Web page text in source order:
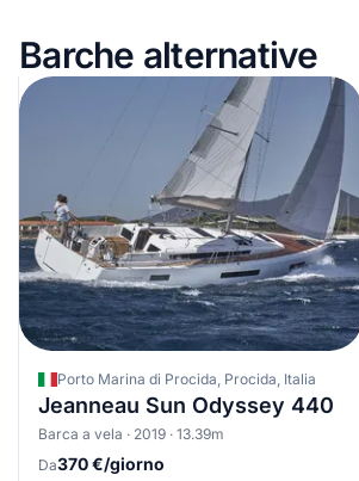
Barche alternative
Porto Marina di Procida, Procida, Italia
Jeanneau Sun Odyssey 440
Barca a vela · 2019 · 13.39m
Da370 €/giorno